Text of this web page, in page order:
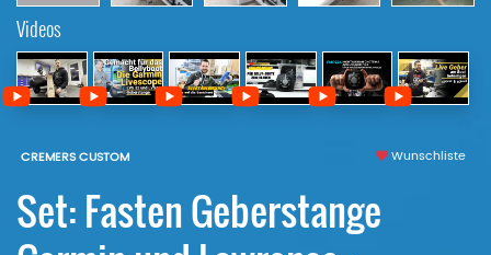
Videos
CREMERS CUSTOM Wunschliste
Set: Fasten Geberstange